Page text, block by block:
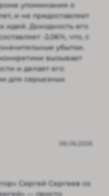
упоминания о
и не предоставляет
идей. Доходность его
-2,06%, что, с
убытки.
вызывает
и делает его
для серьезных
08.06.2026
Сергей Сергеев со
— просто